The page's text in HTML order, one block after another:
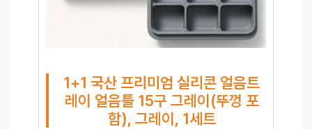
1+1 국산 프리미엄 실리콘 얼음트
레이 얼음틀 15구 그레이(뚜껑 포
함), 그레이, 1세트